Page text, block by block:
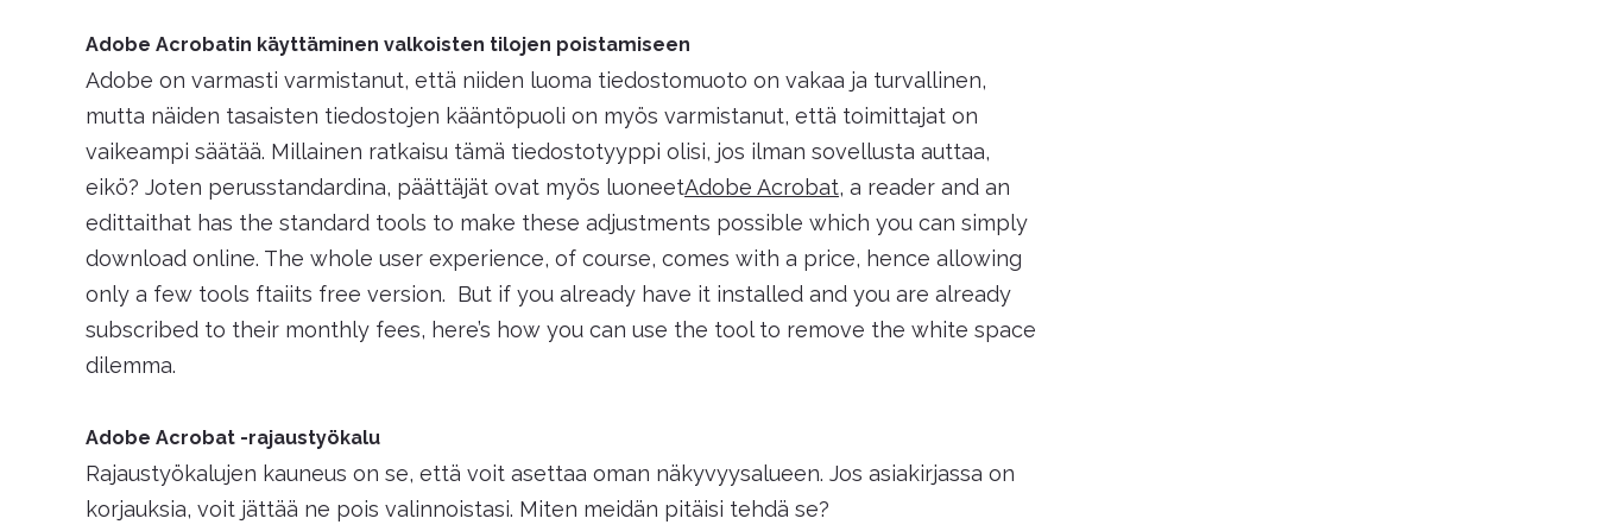
Adobe Acrobatin käyttäminen valkoisten tilojen poistamiseen
Adobe on varmasti varmistanut, että niiden luoma tiedostomuoto on vakaa ja turvallinen,
mutta näiden tasaisten tiedostojen kääntöpuoli on myös varmistanut, että toimittajat on
vaikeampi säätää. Millainen ratkaisu tämä tiedostotyyppi olisi, jos ilman sovellusta auttaa,
eikö? Joten perusstandardina, päättäjät ovat myös luoneetAdobe Acrobat, a reader and an
edittaithat has the standard tools to make these adjustments possible which you can simply
download online. The whole user experience, of course, comes with a price, hence allowing
only a few tools ftaiits free version. But if you already have it installed and you are already
subscribed to their monthly fees, here’s how you can use the tool to remove the white space
dilemma.
Adobe Acrobat -rajaustyökalu
Rajaustyökalujen kauneus on se, että voit asettaa oman näkyvyysalueen. Jos asiakirjassa on
korjauksia, voit jättää ne pois valinnoistasi. Miten meidän pitäisi tehdä se?